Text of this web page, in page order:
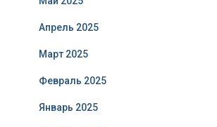
Апрель 2025
Март 2025
Февраль 2025
Январь 2025